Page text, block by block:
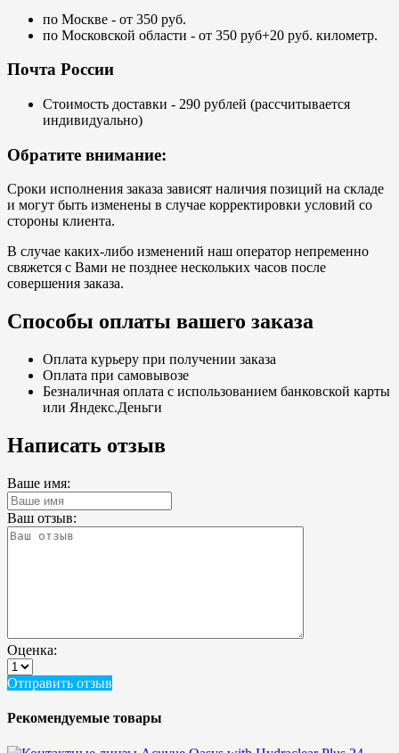
по Москве - от 350 руб.
по Московской области - от 350 руб+20 руб. километр.
Почта России
Стоимость доставки - 290 рублей (рассчитывается
индивидуально)
Обратите внимание:
Сроки исполнения заказа зависят наличия позиций на складе
и могут быть изменены в случае корректировки условий со
стороны клиента.
В случае каких-либо изменений наш оператор непременно
свяжется с Вами не позднее нескольких часов после
совершения заказа.
Способы оплаты вашего заказа
Оплата курьеру при получении заказа
Оплата при самовывозе
Безналичная оплата с использованием банковской карты
или Яндекс.Деньги
Написать отзыв
Ваше имя:
Ваш отзыв:
Оценка:
Отправить отзыв
Рекомендуемые товары